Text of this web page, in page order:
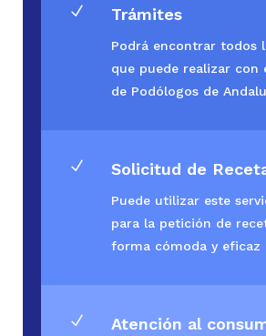
N Trámites
Podrá encontrar todos
que puede realizar con
de Podólogos de
N Solicitud de
Puede utilizar este
para la petición de
forma cómoda y eficaz
N Atención al